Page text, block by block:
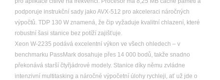
podporuje instrukční sady jako AVX-512 pro akceleraci náročných
výpočtů. TDP 130 W znamená, že čip vyžaduje kvalitní chlazení, které
robustní šasi stanice bez potíží zajišťuje.
Xeon W-2235 podává excelentní výkon ve všech ohledech – v
benchmarku PassMark dosahuje přes 14 000 bodů, takže snadno
překonává starší čtyřjádrové modely. Stanice díky němu zvládne
intenzivní multitasking a náročné výpočetní úlohy rychleji, ať už jde o